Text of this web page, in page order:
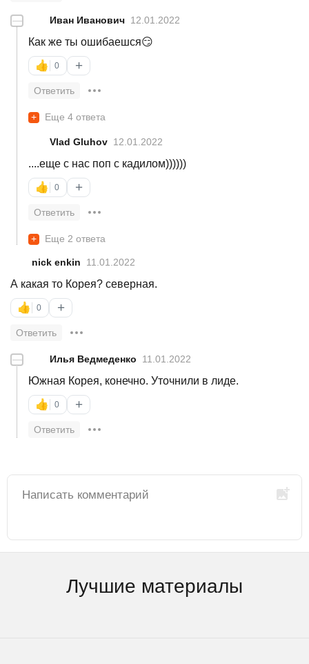
— Иван Иванович 12.01.2022
Как же ты ошибаешся😏
👍 0 +
Ответить
+ Еще 4 ответа
Vlad Gluhov 12.01.2022
....еще с нас поп с кадилом))))))
👍 0 +
Ответить
+ Еще 2 ответа
nick enkin 11.01.2022
А какая то Корея? северная.
👍 0 +
Ответить
— Илья Ведмеденко 11.01.2022
Южная Корея, конечно. Уточнили в лиде.
👍 0 +
Ответить
Лучшие материалы